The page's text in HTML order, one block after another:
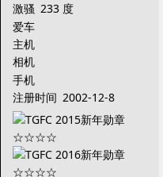
激骚 233 度
爱车
主机
相机
手机
注册时间 2002-12-8